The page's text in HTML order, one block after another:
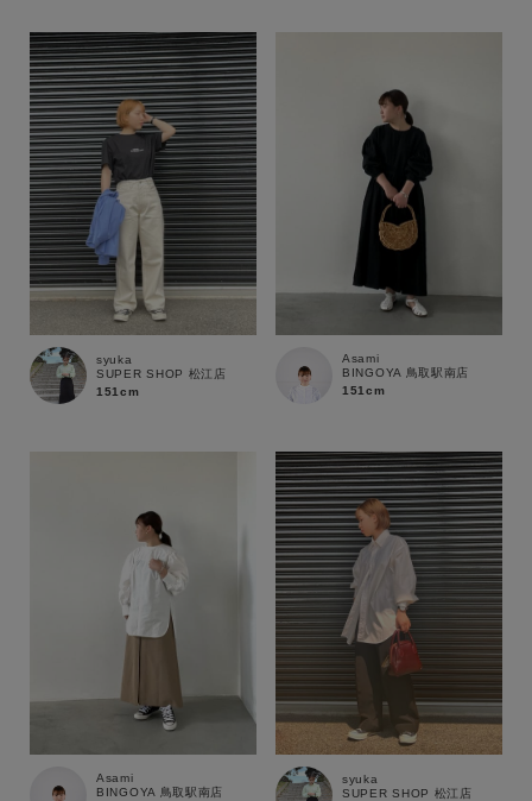
MENS LADIES
カテゴリ
サイズ
syuka
SUPER SHOP 松江店
151cm
Asami
BINGOYA 鳥取駅南店
151cm
Asami
BINGOYA 鳥取駅南店
syuka
SUPER SHOP 松江店